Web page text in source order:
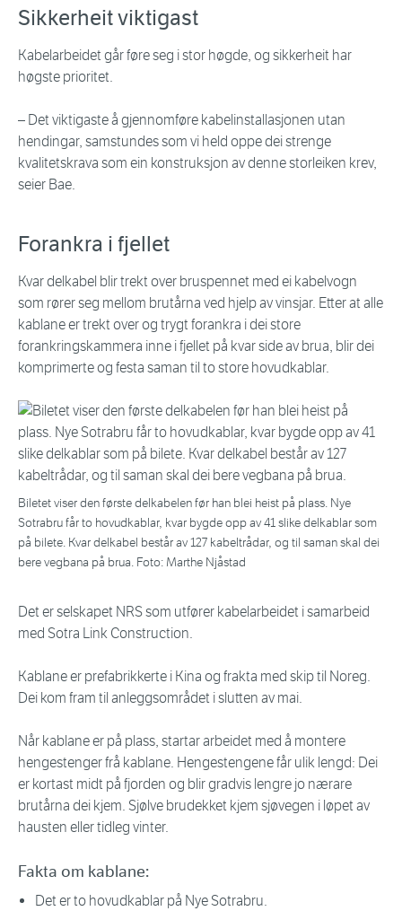
Sikkerheit viktigast
Kabelarbeidet går føre seg i stor høgde, og sikkerheit har
høgste prioritet.
– Det viktigaste å gjennomføre kabelinstallasjonen utan
hendingar, samstundes som vi held oppe dei strenge
kvalitetskrava som ein konstruksjon av denne storleiken krev,
seier Bae.
Forankra i fjellet
Kvar delkabel blir trekt over bruspennet med ei kabelvogn
som rører seg mellom brutårna ved hjelp av vinsjar. Etter at alle
kablane er trekt over og trygt forankra i dei store
forankringskammera inne i fjellet på kvar side av brua, blir dei
komprimerte og festa saman til to store hovudkablar.
Biletet viser den første delkabelen før han blei heist på plass. Nye
Sotrabru får to hovudkablar, kvar bygde opp av 41 slike delkablar som
på bilete. Kvar delkabel består av 127 kabeltrådar, og til saman skal dei
bere vegbana på brua. Foto: Marthe Njåstad
Det er selskapet NRS som utfører kabelarbeidet i samarbeid
med Sotra Link Construction.
Kablane er prefabrikkerte i Kina og frakta med skip til Noreg.
Dei kom fram til anleggsområdet i slutten av mai.
Når kablane er på plass, startar arbeidet med å montere
hengestenger frå kablane. Hengestengene får ulik lengd: Dei
er kortast midt på fjorden og blir gradvis lengre jo nærare
brutårna dei kjem. Sjølve brudekket kjem sjøvegen i løpet av
hausten eller tidleg vinter.
Fakta om kablane:
Det er to hovudkablar på Nye Sotrabru.